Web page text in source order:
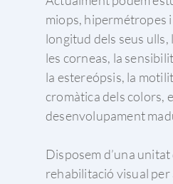
miops, hipermétropes
longitud dels seus
les corneas, la
la estereópsis, la
cromàtica dels colors,
desenvolupament
Disposem d’una
rehabilitació visual per